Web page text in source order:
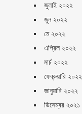
জুলাই ২০২২
জুন ২০২২
মে ২০২২
এপ্রিল ২০২২
মার্চ ২০২২
ফেব্রুয়ারি ২০২২
জানুয়ারি ২০২২
ডিসেম্বর ২০২১